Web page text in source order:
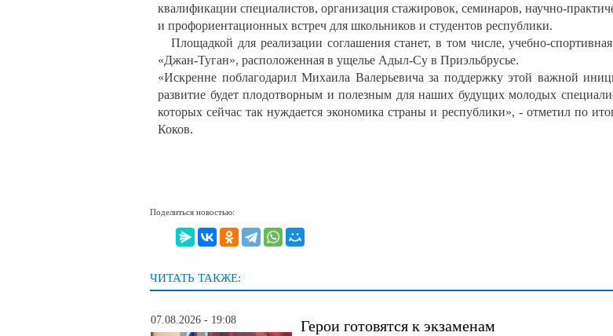
квалификации специалистов, организация стажировок, семинаров, научно-
и профориентационных встреч для школьников и студентов республики.
Площадкой для реализации соглашения станет, в том числе, учебно-спортивная
«Джан-Туган», расположенная в ущелье Адыл-Су в Приэльбрусье.
«Искренне поблагодарил Михаила Валерьевича за поддержку этой важной
развитие будет плодотворным и полезным для наших будущих молодых
которых сейчас так нуждается экономика страны и республики», - отметил по
Коков.
Поделиться новостью:
ЧИТАТЬ ТАКЖЕ:
07.08.2026 - 19:08 Герои готовятся к экзаменам